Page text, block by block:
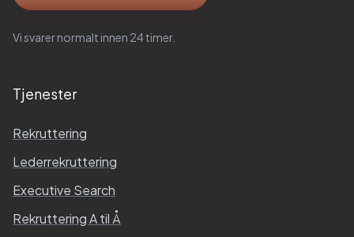
Vi svarer normalt innen 24 timer.
Tjenester
Rekruttering
Lederrekruttering
Executive Search
Rekruttering A til Å